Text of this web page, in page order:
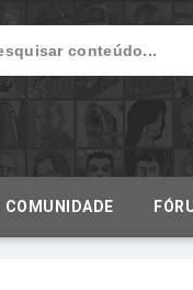
COMUNIDADE